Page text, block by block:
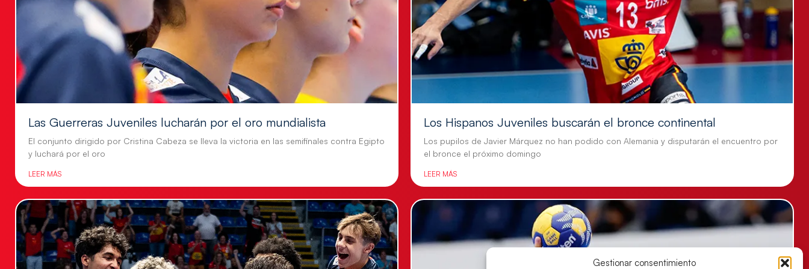
Gestionar consentimiento
Las Guerreras Juveniles lucharán por el oro mundialista
El conjunto dirigido por Cristina Cabeza se lleva la victoria en las semifinales contra Egipto
y luchará por el oro
LEER MÁS
Los Hispanos Juveniles buscarán el bronce continental
Los pupilos de Javier Márquez no han podido con Alemania y disputarán el encuentro por
el bronce el próximo domingo
LEER MÁS